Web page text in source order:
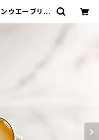
ウエーブリン